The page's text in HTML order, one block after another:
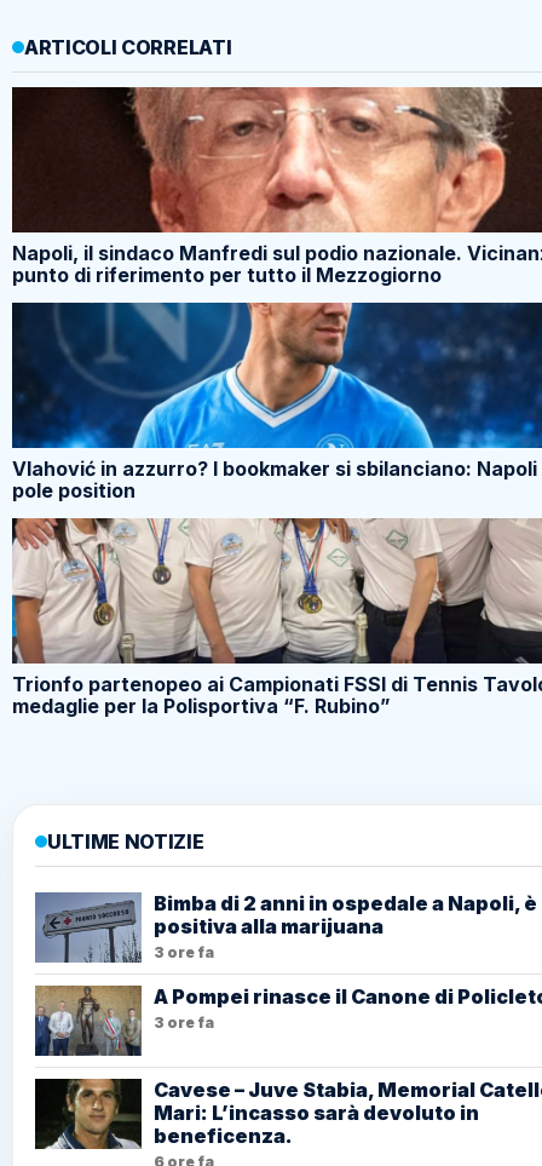
ARTICOLI CORRELATI
Napoli, il sindaco Manfredi sul podio nazionale.
punto di riferimento per tutto il Mezzogiorno
Vlahović in azzurro? I bookmaker si sbilanciano: Napoli
pole position
Trionfo partenopeo ai Campionati FSSI di Tennis
medaglie per la Polisportiva “F. Rubino”
ULTIME NOTIZIE
Bimba di 2 anni in ospedale a Napoli, è
positiva alla marijuana
3 ore fa
A Pompei rinasce il Canone di
3 ore fa
Cavese – Juve Stabia, Memorial
Mari: L’incasso sarà devoluto in
beneficenza.
6 ore fa